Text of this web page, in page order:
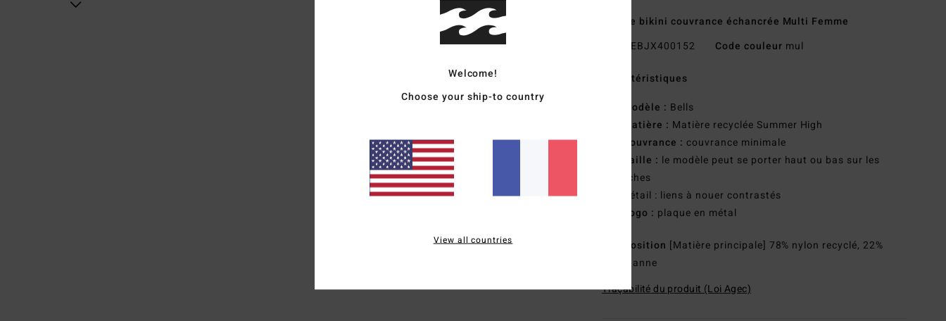
Bas de bikini couvrance échancrée Multi Femme
EBJX400152 Code couleur mul
Caractéristiques
Modèle : Bells
Matière : Matière recyclée Summer High
Couvrance : couvrance minimale
Taille : le modèle peut se porter haut ou bas sur les
hanches
Détail : liens à nouer contrastés
Logo : plaque en métal
Composition [Matière principale] 78% nylon recyclé, 22%
élasthanne
Traçabilité du produit (Loi Agec)
Welcome!
Choose your ship-to country
View all countries